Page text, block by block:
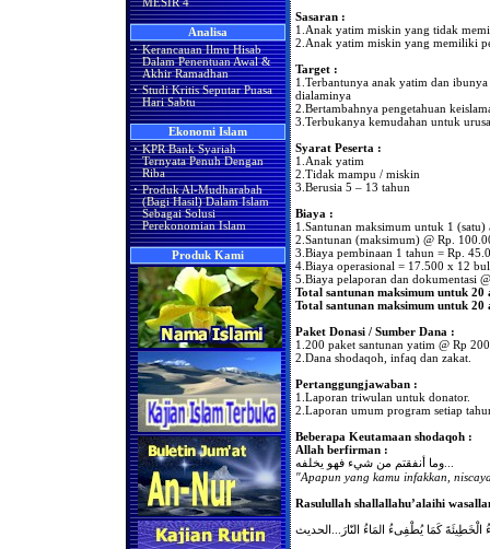
MESIR 4
Analisa
· Kerancauan Ilmu Hisab
Dalam Penentuan Awal &
Akhir Ramadhan
· Studi Kritis Seputar Puasa
Hari Sabtu
Ekonomi Islam
· KPR Bank Syariah
Ternyata Penuh Dengan
Riba
· Produk Al-Mudharabah
(Bagi Hasil) Dalam Islam
Sebagai Solusi
Perekonomian Islam
Produk Kami
Sasaran :
1.Anak yatim miskin yang tidak
2.Anak yatim miskin yang memiliki
Target :
1.Terbantunya anak yatim dan
dialaminya
2.Bertambahnya pengetahuan
3.Terbukanya kemudahan untuk
Syarat Peserta :
1.Anak yatim
2.Tidak mampu / miskin
3.Berusia 5 – 13 tahun
Biaya :
1.Santunan maksimum untuk 1
2.Santunan (maksimum) @ Rp.
3.Biaya pembinaan 1 tahun = Rp.
4.Biaya operasional = 17.500 x 12
5.Biaya pelaporan dan dokumentasi
Total santunan maksimum untuk
Total santunan maksimum untuk
Paket Donasi / Sumber Dana :
1.200 paket santunan yatim @ Rp
2.Dana shodaqoh, infaq dan zakat.
Pertanggungjawaban :
1.Laporan triwulan untuk donator.
2.Laporan umum program setiap
Beberapa Keutamaan shodaqoh :
Allah berfirman :
"Apapun yang kamu infakkan,
Rasulullah shallallahu’alaihi
كَمَا يُطْفِىءُ المَاءُ النّارَ...الحديث